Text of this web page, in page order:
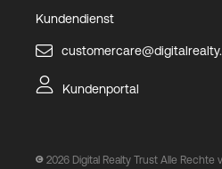
Kundendienst
Kundenportal
2026 Digital Realty Trust Alle Rechte